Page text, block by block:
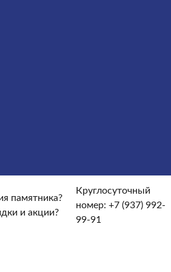
памятника?
и акции?
Круглосуточный
номер:+7 (937) 992-
99-91